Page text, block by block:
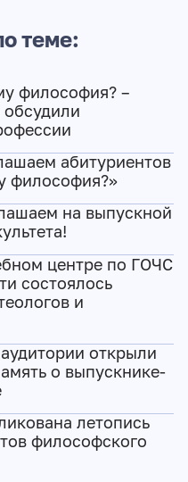
теме:
философия? –
обсудили
абитуриентов
философия?»
на выпускной
центре по ГОЧС
состоялось
и
открыли
о выпускнике-
летопись
философского